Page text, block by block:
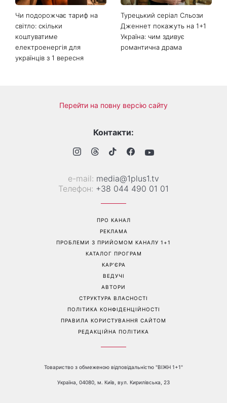
Чи подорожчає тариф на
світло: скільки
коштуватиме
електроенергія для
українців з 1 вересня
Турецький серіал Сльози
Дженнет покажуть на 1+1
Україна: чим здивує
романтична драма
Перейти на повну версію сайту
Контакти:
е-mail: media@1plus1.tv
Телефон: +38 044 490 01 01
ПРО КАНАЛ
РЕКЛАМА
ПРОБЛЕМИ З ПРИЙОМОМ КАНАЛУ 1+1
КАТАЛОГ ПРОГРАМ
КАР’ЄРА
ВЕДУЧІ
АВТОРИ
СТРУКТУРА ВЛАСНОСТІ
ПОЛІТИКА КОНФІДЕНЦІЙНОСТІ
ПРАВИЛА КОРИСТУВАННЯ САЙТОМ
РЕДАКЦІЙНА ПОЛІТИКА
Товариство з обмеженою відповідальністю "ВІЖН 1+1"
Україна, 04080, м. Київ, вул. Кирилівська, 23